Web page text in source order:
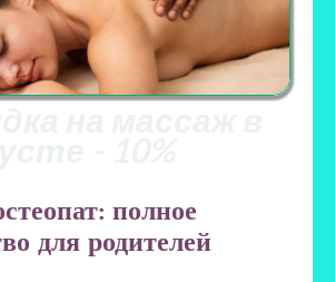
полное
для родителей